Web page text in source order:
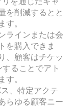
を削減するとと
す。
ラインまたは会
を購入できま
、顧客はチケッ
ることでアト
す。
、特定アクテ
らゆる顧客ニー